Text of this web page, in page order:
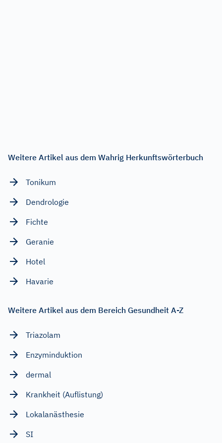
Weitere Artikel aus dem Wahrig Herkunftswörterbuch
Tonikum
Dendrologie
Fichte
Geranie
Hotel
Havarie
Weitere Artikel aus dem Bereich Gesundheit A-Z
Triazolam
Enzyminduktion
dermal
Krankheit (Auflistung)
Lokalanästhesie
SI